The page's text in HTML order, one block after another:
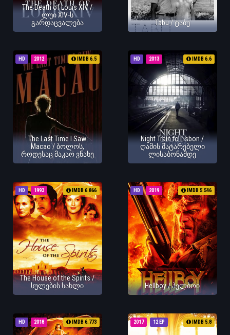
The Death of Louis XIV /
ლუი XIV-ს
გარდაცვალება
Tabu / ტაბუ
HD 2012 IMDB 6.5
The Last Time I Saw
Macao / ბოლოს,
როდესაც მაკაო ვნახე
HD 2013 IMDB 6.6
Night Train to Lisbon /
ღამის მატარებელი
ლისაბონამდე
HD 1993 IMDB 6.866
The House of the Spirits /
სულების სახლი
HD 2019 IMDB 5.546
Hellboy / ჰელბოი
HD 2018 IMDB 6.773 12 EP
2017 IMDB 5.8